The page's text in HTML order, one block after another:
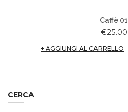
Caffè 01
€25.00
+ AGGIUNGI AL CARRELLO
CERCA